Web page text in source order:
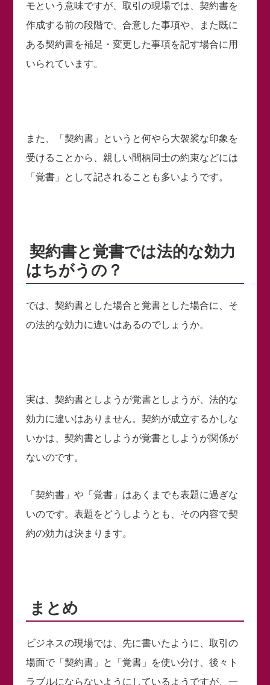
モという意味ですが、取引の現場では、契約書を
作成する前の段階で、合意した事項や、また既に
ある契約書を補足・変更した事項を記す場合に用
いられています。
また、「契約書」というと何やら大袈裟な印象を
受けることから、親しい間柄同士の約束などには
「覚書」として記されることも多いようです。
契約書と覚書では法的な効力
はちがうの？
では、契約書とした場合と覚書とした場合に、そ
の法的な効力に違いはあるのでしょうか。
実は、契約書としようが覚書としようが、法的な
効力に違いはありません。契約が成立するかしな
いかは、契約書としようが覚書としようが関係が
ないのです。
「契約書」や「覚書」はあくまでも表題に過ぎな
いのです。表題をどうしようとも、その内容で契
約の効力は決まります。
まとめ
ビジネスの現場では、先に書いたように、取引の
場面で「契約書」と「覚書」を使い分け、後々ト
ラブルにならないようにしているようですが、一